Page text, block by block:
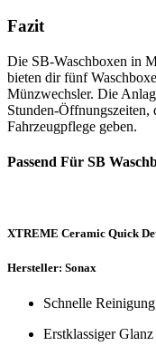
Fazit
Die SB-Waschboxen in
bieten dir fünf
Münzwechsler. Die
Stunden-
Fahrzeugpflege geben.
Passend Für SB
XTREME Ceramic Quick
Hersteller: Sonax
Schnelle Reinigung
Erstklassiger Glanz